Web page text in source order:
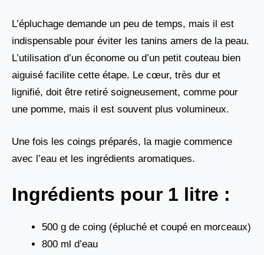
L’épluchage demande un peu de temps, mais il est
indispensable pour éviter les tanins amers de la peau.
L’utilisation d’un économe ou d’un petit couteau bien
aiguisé facilite cette étape. Le cœur, très dur et
lignifié, doit être retiré soigneusement, comme pour
une pomme, mais il est souvent plus volumineux.
Une fois les coings préparés, la magie commence
avec l’eau et les ingrédients aromatiques.
Ingrédients pour 1 litre :
500 g de coing (épluché et coupé en morceaux)
800 ml d’eau